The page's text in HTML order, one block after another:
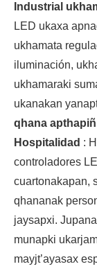
Industrial
LED ukaxa
ukhamata
iluminación,
ukhamaraki
ukanakan
qhana
Hospitalidad :
controladores
cuartonakapan,
qhananak
jaysapxi.
munapki
mayjt’ayasax